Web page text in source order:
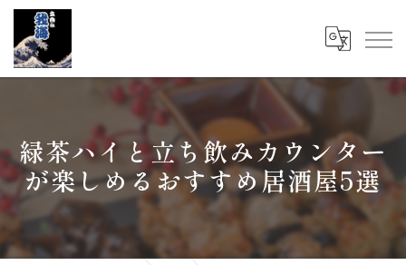
緑茶ハイと立ち飲みカウンター
が楽しめるおすすめ居酒屋5選